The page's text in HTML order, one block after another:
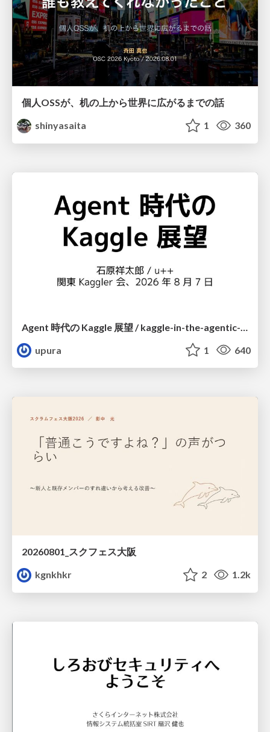
個人OSSが、机の上から世界に広がるまでの話
shinyasaita
1 360
upura
1 640
20260801_スクフェス大阪
kgnkhkr
2 1.2k